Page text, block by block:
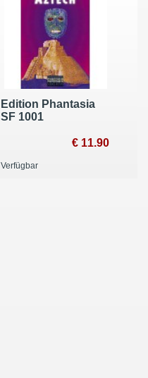
Edition Phantasia
SF 1001
€ 11.90
Verfügbar